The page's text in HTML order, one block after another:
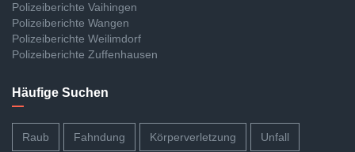
Polizeiberichte Vaihingen
Polizeiberichte Wangen
Polizeiberichte Weilimdorf
Polizeiberichte Zuffenhausen
Häufige Suchen
Raub Fahndung Körperverletzung Unfall